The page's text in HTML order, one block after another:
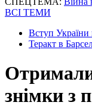
ВСІ ТЕМИ
Вступ
Теракт в
знімки з